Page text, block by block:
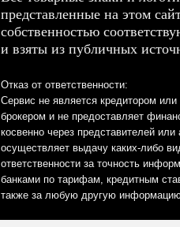
представленные на этом
собственностью
и взяты из публичных
Отказ от ответственности:
Сервис не является кредитором
брокером и не предоставляет
косвенно через представителей или
осуществляет выдачу каких-либо
ответственности за точность
банками по тарифам, кредитным
также за любую другую